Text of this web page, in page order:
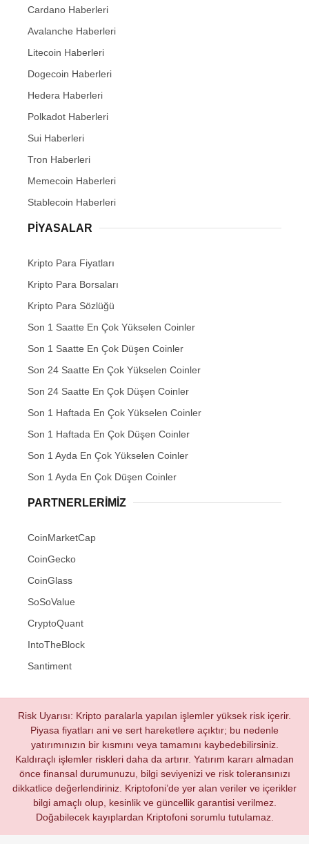
Cardano Haberleri
Avalanche Haberleri
Litecoin Haberleri
Dogecoin Haberleri
Hedera Haberleri
Polkadot Haberleri
Sui Haberleri
Tron Haberleri
Memecoin Haberleri
Stablecoin Haberleri
PIYASALAR
Kripto Para Fiyatları
Kripto Para Borsaları
Kripto Para Sözlüğü
Son 1 Saatte En Çok Yükselen Coinler
Son 1 Saatte En Çok Düşen Coinler
Son 24 Saatte En Çok Yükselen Coinler
Son 24 Saatte En Çok Düşen Coinler
Son 1 Haftada En Çok Yükselen Coinler
Son 1 Haftada En Çok Düşen Coinler
Son 1 Ayda En Çok Yükselen Coinler
Son 1 Ayda En Çok Düşen Coinler
PARTNERLERIMIZ
CoinMarketCap
CoinGecko
CoinGlass
SoSoValue
CryptoQuant
IntoTheBlock
Santiment
Risk Uyarısı: Kripto paralarla yapılan işlemler yüksek risk içerir.
Piyasa fiyatları ani ve sert hareketlere açıktır; bu nedenle
yatırımınızın bir kısmını veya tamamını kaybedebilirsiniz.
Kaldıraçlı işlemler riskleri daha da artırır. Yatırım kararı almadan
önce finansal durumunuzu, bilgi seviyenizi ve risk toleransınızı
dikkatlice değerlendiriniz. Kriptofoni’de yer alan veriler ve içerikler
bilgi amaçlı olup, kesinlik ve güncellik garantisi verilmez.
Doğabilecek kayıplardan Kriptofoni sorumlu tutulamaz.